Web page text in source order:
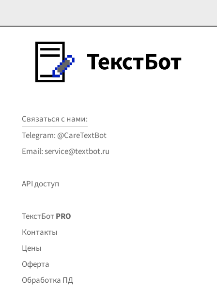
Связаться с нами:
Telegram: @CareTextBot
Email: service@textbot.ru
API доступ
ТекстБотPRO
Контакты
Цены
Оферта
Обработка ПД